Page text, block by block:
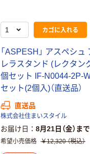
カゴに入れる
「ASPESH」 アスペシュ
レラスタンド (レクタン
個セット IF-N0044-2P-
セット(2個入)（直送品）
直送品
株式会社住まいスタイル
お届け日 8月21日（金）まで
希望小売価格 ￥12,320 （税込）